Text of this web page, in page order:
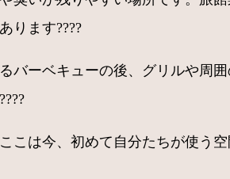
ります????
バーベキューの後、グリルや周
は今、初めて自分たちが使う